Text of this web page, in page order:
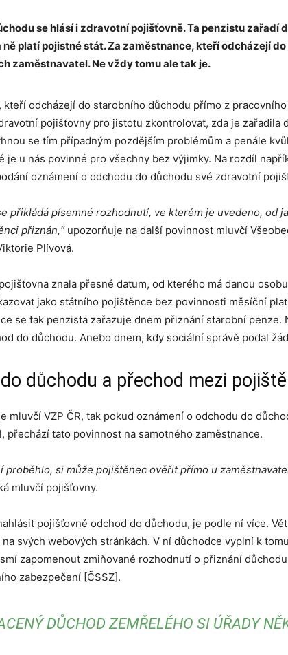
se hlásí i zdravotní pojišťovně. Ta penzistu zařadí
ně platí pojistné stát. Za zaměstnance, kteří odcházejí
zaměstnavatel. Ne vždy tomu ale tak je.
kteří odcházejí do starobního důchodu přímo z
pojišťovny pro jistotu zkontrolovat, zda je zařadila
se tím případným pozdějším problémům a penále
je u nás povinné pro všechny bez výjimky. Na rozdíl
oznámení o odchodu do důchodu své zdravotní
přikládá písemné rozhodnutí, ve kterém je uvedeno, od
přiznán,“ upozorňuje na další povinnost mluvčí
Plívová.
znala přesné datum, od kterého má danou
jako státního pojištěnce bez povinnosti měsíční
se tak penzista zařazuje dnem přiznání starobní penze.
do důchodu. Anebo dnem, kdy sociální správě podal
důchodu a přechod mezi
mluvčí VZP ČR, tak pokud oznámení o odchodu do
přechází tato povinnost na samotného zaměstnance.
proběhlo, si může pojištěnec ověřit přímo u
mluvčí pojišťovny.
pojišťovně odchod do důchodu, je podle ní více.
na svých webových stránkách. V ní důchodce vyplní k
zapomenout zmiňované rozhodnutí o přiznání
zabezpečení [ČSSZ].
DŮCHOD ZEMŘELÉHO SI ÚŘADY